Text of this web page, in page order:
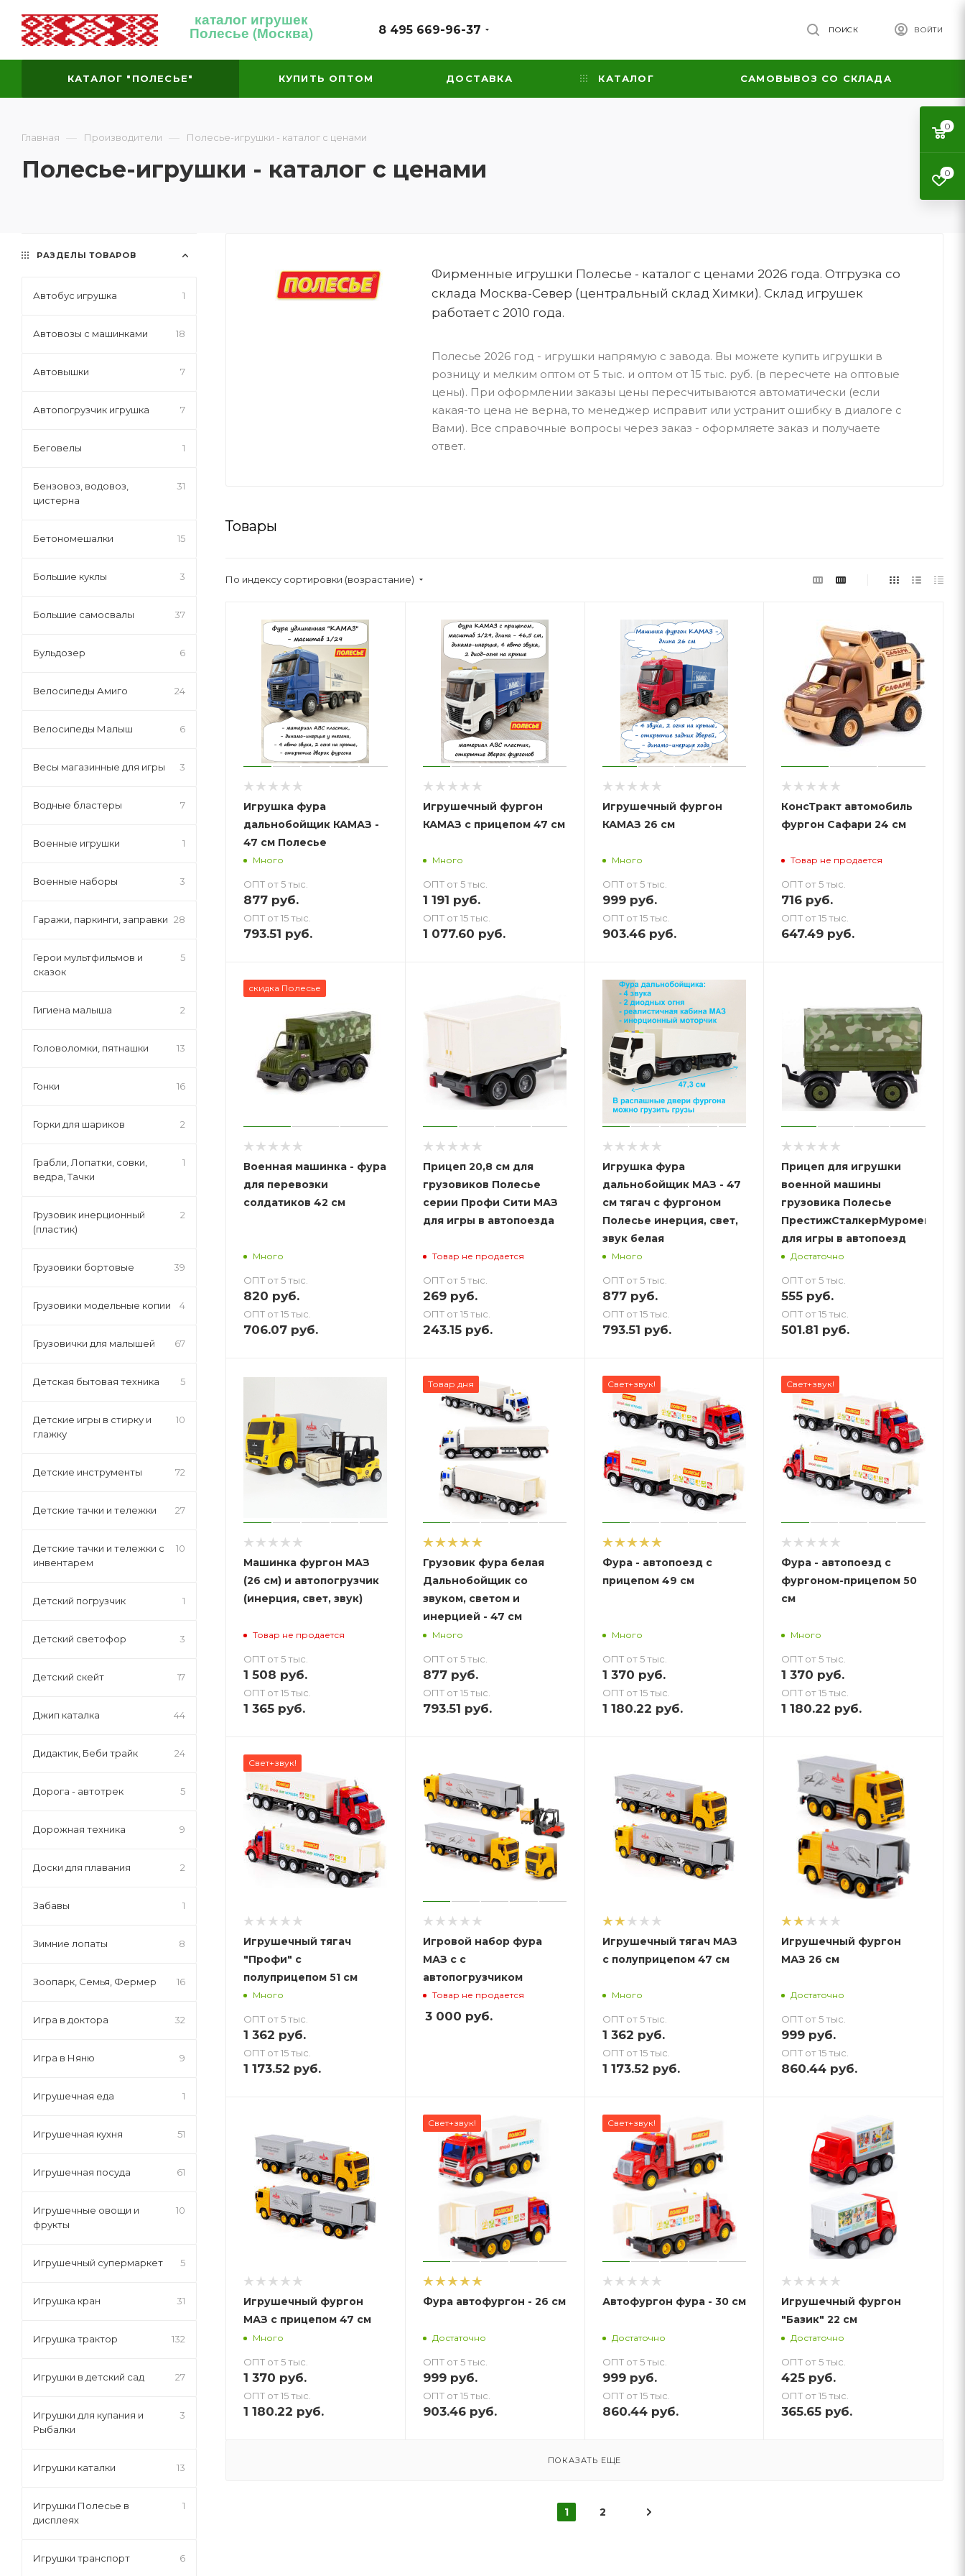
каталог игрушек
Полесье (Москва) 8 495 669-96-37 ВОЙТИ
ПОИСК
КАТАЛОГ "ПОЛЕСЬЕ" КУПИТЬ ОПТОМ ДОСТАВКА КАТАЛОГ САМОВЫВОЗ СО СКЛАДА
Главная — Производители — Полесье-игрушки - каталог с ценами
Полесье-игрушки - каталог с ценами
Фирменные игрушки Полесье - каталог с ценами 2026 года. Отгрузка со
склада Москва-Север (центральный склад Химки). Склад игрушек
работает с 2010 года.
Полесье 2026 год - игрушки напрямую с завода. Вы можете купить игрушки в
розницу и мелким оптом от 5 тыс. и оптом от 15 тыс. руб. (в пересчете на оптовые
цены). При оформлении заказы цены пересчитываются автоматически (если
какая-то цена не верна, то менеджер исправит или устранит ошибку в диалоге с
Вами). Все справочные вопросы через заказ - оформляете заказ и получаете
ответ.
Товары
По индексу сортировки (возрастание)
Игрушка фура
дальнобойщик КАМАЗ -
47 см Полесье
Много
ОПТ от 5 тыс.
877 руб.
ОПТ от 15 тыс.
793.51 руб.
Игрушечный фургон
КАМАЗ с прицепом 47 см
Много
ОПТ от 5 тыс.
1 191 руб.
ОПТ от 15 тыс.
1 077.60 руб.
Игрушечный фургон
КАМАЗ 26 см
Много
ОПТ от 5 тыс.
999руб.
ОПТ от 15 тыс.
903.46руб.
КонсТракт автомобиль
фургон Сафари 24 см
Товар не продается
ОПТ от 5 тыс.
716 руб.
ОПТ от 15 тыс.
647.49 руб.
скидка Полесье
Военная машинка - фура
для перевозки
солдатиков 42 см
Много
ОПТ от 5 тыс.
820 руб.
ОПТ от 15 тыс.
706.07 руб.
Прицеп 20,8 см для
грузовиков Полесье
серии Профи Сити МАЗ
для игры в автопоезда
Товар не продается
ОПТ от 5 тыс.
269руб.
ОПТ от 15 тыс.
243.15руб.
Игрушка фура
дальнобойщик МАЗ - 47
см тягач с фургоном
Полесье инерция, свет,
звук белая
Много
ОПТ от 5 тыс.
877руб.
ОПТ от 15 тыс.
793.51 руб.
Прицеп для игрушки
военной машины
грузовика Полесье
ПрестижСталкерМуромец
для игры в автопоезд
Достаточно
ОПТ от 5 тыс.
555 руб.
ОПТ от 15 тыс.
501.81 руб.
Машинка фургон МАЗ
(26 см) и автопогрузчик
(инерция, свет, звук)
Товар не продается
ОПТ от 5 тыс.
1 508 руб.
ОПТ от 15 тыс.
1 365 руб.
Товар дня
Грузовик фура белая
Дальнобойщик со
звуком, светом и
инерцией - 47 см
Много
ОПТ от 5 тыс.
877руб.
ОПТ от 15 тыс.
793.51 руб.
Свет+звук!
Фура - автопоезд с
прицепом 49 см
Много
ОПТ от 5 тыс.
1 370 руб.
ОПТ от 15 тыс.
1 180.22 руб.
Свет+звук!
Фура - автопоезд с
фургоном-прицепом 50
см
Много
ОПТ от 5 тыс.
1 370 руб.
ОПТ от 15 тыс.
1 180.22 руб.
Свет+звук!
Игрушечный тягач
"Профи" с
полуприцепом 51 см
Много
ОПТ от 5 тыс.
1 362 руб.
ОПТ от 15 тыс.
1 173.52 руб.
Игровой набор фура
МАЗ с с
автопогрузчиком
Товар не продается
3 000 руб.
Игрушечный тягач МАЗ
с полуприцепом 47 см
Много
ОПТ от 5 тыс.
1 362 руб.
ОПТ от 15 тыс.
1 173.52 руб.
Игрушечный фургон
МАЗ 26 см
Достаточно
ОПТ от 5 тыс.
999 руб.
ОПТ от 15 тыс.
860.44 руб.
Игрушечный фургон
МАЗ с прицепом 47 см
Много
ОПТ от 5 тыс.
1 370 руб.
ОПТ от 15 тыс.
1 180.22 руб.
Свет+звук!
Фура автофургон - 26 см
Достаточно
ОПТ от 5 тыс.
999руб.
ОПТ от 15 тыс.
903.46руб.
Свет+звук!
Автофургон фура - 30 см
Достаточно
ОПТ от 5 тыс.
999руб.
ОПТ от 15 тыс.
860.44руб.
Игрушечный фургон
"Базик" 22 см
Достаточно
ОПТ от 5 тыс.
425 руб.
ОПТ от 15 тыс.
365.65 руб.
ПОКАЗАТЬ ЕЩЕ
1 2
РАЗДЕЛЫ ТОВАРОВ
Автобус игрушка 1
Автовозы с машинками 18
Автовышки 7
Автопогрузчик игрушка 7
Беговелы 1
Бензовоз, водовоз,
цистерна
31
Бетономешалки 15
Большие куклы 3
Большие самосвалы 37
Бульдозер 6
Велосипеды Амиго 24
Велосипеды Малыш 6
Весы магазинные для игры 3
Водные бластеры 7
Военные игрушки 1
Военные наборы 3
Гаражи, паркинги, заправки 28
Герои мультфильмов и
сказок
5
Гигиена малыша 2
Головоломки, пятнашки 13
Гонки 16
Горки для шариков 2
Грабли, Лопатки, совки,
ведра, Тачки
1
Грузовик инерционный
(пластик)
2
Грузовики бортовые 39
Грузовики модельные копии 4
Грузовички для малышей 67
Детская бытовая техника 5
Детские игры в стирку и
глажку
10
Детские инструменты 72
Детские тачки и тележки 27
Детские тачки и тележки с
инвентарем
10
Детский погрузчик 1
Детский светофор 3
Детский скейт 17
Джип каталка 44
Дидактик, Беби трайк 24
Дорога - автотрек 5
Дорожная техника 9
Доски для плавания 2
Забавы 1
Зимние лопаты 8
Зоопарк, Семья, Фермер 16
Игра в доктора 32
Игра в Няню 9
Игрушечная еда 1
Игрушечная кухня 51
Игрушечная посуда 61
Игрушечные овощи и
фрукты
10
Игрушечный супермаркет 5
Игрушка кран 31
Игрушка трактор 132
Игрушки в детский сад 27
Игрушки для купания и
Рыбалки
3
Игрушки каталки 13
Игрушки Полесье в
дисплеях
1
Игрушки транспорт 6
0
0